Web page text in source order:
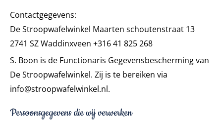
Contactgegevens:
De Stroopwafelwinkel Maarten schoutenstraat 13
2741 SZ Waddinxveen +316 41 825 268
S. Boon is de Functionaris Gegevensbescherming van
De Stroopwafelwinkel. Zij is te bereiken via
info@stroopwafelwinkel.nl.
Persoonsgegevens die wij verwerken